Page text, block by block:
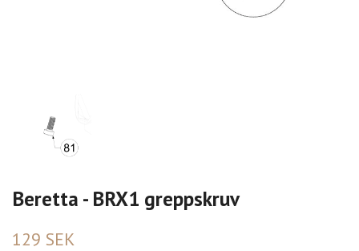
Beretta - BRX1 greppskruv
129 SEK